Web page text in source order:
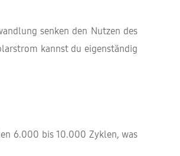
senken den Nutzen des
kannst du eigenständig
6.000 bis 10.000 Zyklen, was